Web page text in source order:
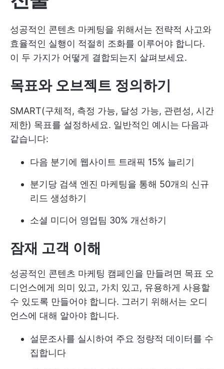
성공적인 콘텐츠 마케팅을 위해서는 전략적 사고와
효율적인 실행이 적절히 조화를 이루어야 합니다.
이 두 가지가 어떻게 결합되는지 살펴보세요.
목표와 오브젝트 정의하기
SMART(구체적, 측정 가능, 달성 가능, 관련성, 시간
제한) 목표를 설정하세요. 일반적인 예시는 다음과
같습니다:
다음 분기에 웹사이트 트래픽 15% 늘리기
분기당 검색 엔진 마케팅을 통해 50개의 신규
리드 생성하기
소셜 미디어 영업팀 30% 개선하기
잠재 고객 이해
성공적인 콘텐츠 마케팅 캠페인을 만들려면 목표 오
디언스에게 의미 있고, 가치 있고, 유용하게 사용할
수 있도록 만들어야 합니다. 그러기 위해서는 오디
언스에 대해 알아야 합니다.
설문조사를 실시하여 주요 정량적 데이터를 수
집합니다